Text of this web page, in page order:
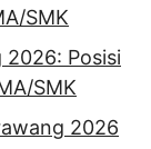
SMK
Posisi
SMK
2026